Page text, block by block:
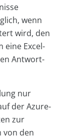
wenn
wird, den
eine Excel-
Antwort-
nur
der Azure-
zur
von den